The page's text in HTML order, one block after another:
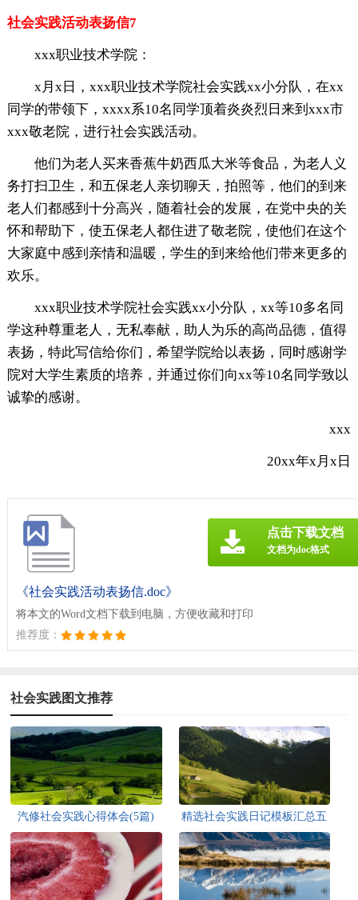
社会实践活动表扬信7
xxx职业技术学院：
x月x日，xxx职业技术学院社会实践xx小分队，在xx
同学的带领下，xxxx系10名同学顶着炎炎烈日来到xxx市
xxx敬老院，进行社会实践活动。
他们为老人买来香蕉牛奶西瓜大米等食品，为老人义
务打扫卫生，和五保老人亲切聊天，拍照等，他们的到来
老人们都感到十分高兴，随着社会的发展，在党中央的关
怀和帮助下，使五保老人都住进了敬老院，使他们在这个
大家庭中感到亲情和温暖，学生的到来给他们带来更多的
欢乐。
xxx职业技术学院社会实践xx小分队，xx等10多名同
学这种尊重老人，无私奉献，助人为乐的高尚品德，值得
表扬，特此写信给你们，希望学院给以表扬，同时感谢学
院对大学生素质的培养，并通过你们向xx等10名同学致以
诚挚的感谢。
xxx
20xx年x月x日
《社会实践活动表扬信.doc》
将本文的Word文档下载到电脑，方便收藏和打印
推荐度：
点击下载文档
文档为doc格式
社会实践图文推荐
汽修社会实践心得体会(5篇)
精选社会实践日记模板汇总五
篇